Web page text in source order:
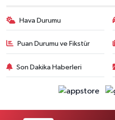
Hava Durumu
Puan Durumu ve Fikstür
Son Dakika Haberleri